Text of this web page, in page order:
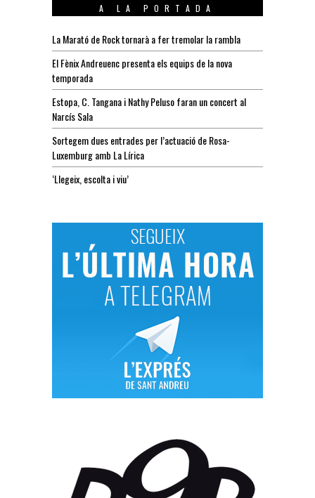
A LA PORTADA
La Marató de Rock tornarà a fer tremolar la rambla
El Fènix Andreuenc presenta els equips de la nova
temporada
Estopa, C. Tangana i Nathy Peluso faran un concert al
Narcís Sala
Sortegem dues entrades per l’actuació de Rosa-
Luxemburg amb La Lírica
‘Llegeix, escolta i viu’